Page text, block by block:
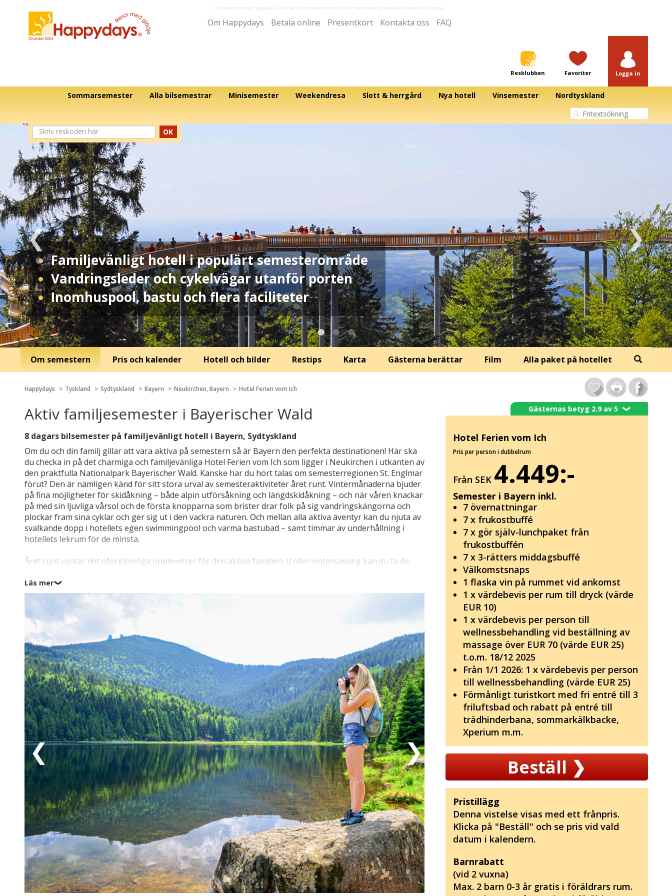
Bilsemester med Happydays - lite bättre sommarsemester, minisemester och weekendvistelser i Europa
Om Happydays Betala online Presentkort Kontakta oss FAQ
Resklubben Favoriter Logga in
Sommarsemester Alla bilsemestrar Minisemester Weekendresa Slott & herrgård Nya hotell Vinsemester Nordtyskland
OK
Familjevänligt hotell i populärt semesterområde
Vandringsleder och cykelvägar utanför porten
Inomhuspool, bastu och flera faciliteter
Om semestern Pris och kalender Hotell och bilder Restips Karta Gästerna berättar Film Alla paket på hotellet
Happydays Tyskland Sydtyskland Bayern Neukirchen, Bayern Hotel Ferien vom Ich
Aktiv familjesemester i Bayerischer Wald
8 dagars bilsemester på familjevänligt hotell i Bayern, Sydtyskland
Om du och din familj gillar att vara aktiva på semestern så är Bayern den perfekta destinationen! Här ska
du checka in på det charmiga och familjevänliga Hotel Ferien vom Ich som ligger i Neukirchen i utkanten av
den praktfulla Nationalpark Bayerischer Wald. Kanske har du hört talas om semesterregionen St. Englmar
förut? Den är nämligen känd för sitt stora urval av semesteraktiviteter året runt. Vintermånaderna bjuder
på fina möjligheter för skidåkning – både alpin utförsåkning och längdskidåkning – och när våren knackar
på med sin ljuvliga vårsol och de första knopparna som brister drar folk på sig vandringskängorna och
plockar fram sina cyklar och ger sig ut i den vackra naturen. Och mellan alla aktiva äventyr kan du njuta av
svalkande dopp i hotellets egen swimmingpool och varma bastubad – samt timmar av underhållning i
hotellets lekrum för de minsta.
Året runt väntar det oförglömliga upplevelser för den aktiva familjen: Under vintersäsong kan du ta de
längdskidåkningsspår där du kan sträcka ut mellan snötunga granar där iskristallerna gnistrar när solen
skiner från en klarblå himmel. Under sommaren är det också i St. Englmar som du kan få det bästa killet i
magen när du susar nerför sommarrodelbanan med en fantastisk utsikt över det somrigt gröna
skogslandskapet. Utanför hotellets dörr ligger det dessutom ett stort nätverk av markerade
vandringsleder och cykelvägar i olika svårighetsgrader, också slingor specialanpassade för MTB, här kan
du tillbringa din sommarsemester med behagliga temperaturer på det högt belägna resmålet.
Det finns också en hel del sevärdheter i området, bara 4 km från hotellet ligger Edelwies Natur- und
Freizeitpark som kombinerar den klassiska nöjesparken med Bayerns betagande natur och bjuder på
roliga upplevelser för alla åldrar. Under båda sommar som vinter kan du bli smartare på naturfenomen i
BayerWald Xperimentarium (13 km) som har över 100 försöksstationer med naturvetenskap i fokus. Alla
barn kommer att älska en utflykt till Mitterfels där badlandet Freibad Panoramabad (10 km) erbjuder
badupplevelser oavsett väder och säsong. Det kan också rekommenderas att gör en utflykt till glas- och
snideriverkstäderna i Bodenmais (44 km) eller till den världsarvslistade borgen Regensburg. Trevlig
semester i Bayern!
Läs mer❯
Gästernas betyg 2.9 av 5❯
Hotel Ferien vom Ich
Pris per person i dubbelrum
Från SEK 4.449:-
Semester i Bayern inkl.
7 övernattningar
7 x frukostbuffé
7 x gör själv-lunchpaket från
frukostbuffén
7 x 3-rätters middagsbuffé
Välkomstsnaps
1 flaska vin på rummet vid ankomst
1 x värdebevis per rum till dryck (värde
EUR 10)
1 x värdebevis per person till
wellnessbehandling vid beställning av
massage över EUR 70 (värde EUR 25)
t.o.m. 18/12 2025
Från 1/1 2026: 1 x värdebevis per person
till wellnessbehandling (värde EUR 25)
Förmånligt turistkort med fri entré till 3
friluftsbad och rabatt på entré till
trädhinderbana, sommarkälkbacke,
Xperium m.m.
Beställ❯
Pristillägg
Denna vistelse visas med ett frånpris.
Klicka på "Beställ" och se pris vid vald
datum i kalendern.
Barnrabatt
(vid 2 vuxna)
Max. 2 barn 0-3 år gratis i föräldrars rum.